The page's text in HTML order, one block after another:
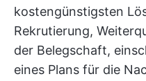
kostengünstigsten
Rekrutierung,
der Belegschaft,
eines Plans für die